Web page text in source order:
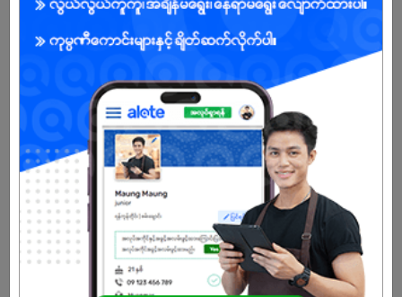
အခွင့်အရေးရှိသူ : မ
သက်တမ်းကုန်သွားပါပြီ
အကောင့်မရှိသေးဘူးလား?
မှတ်ပုံတင်မယ်